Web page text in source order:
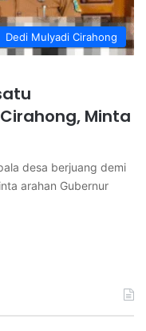
Dedi Mulyadi Cirahong
Minta
desa berjuang demi
arahan Gubernur